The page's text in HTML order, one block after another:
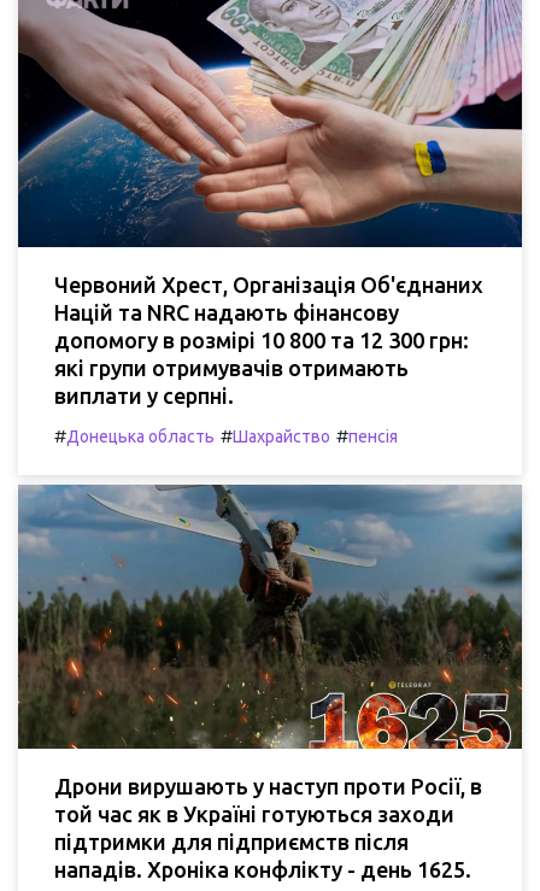
Червоний Хрест, Організація Об'єднаних
Націй та NRC надають фінансову
допомогу в розмірі 10 800 та 12 300 грн:
які групи отримувачів отримають
виплати у серпні.
#Донецька область #Шахрайство #пенсія
Дрони вирушають у наступ проти Росії, в
той час як в Україні готуються заходи
підтримки для підприємств після
нападів. Хроніка конфлікту - день 1625.